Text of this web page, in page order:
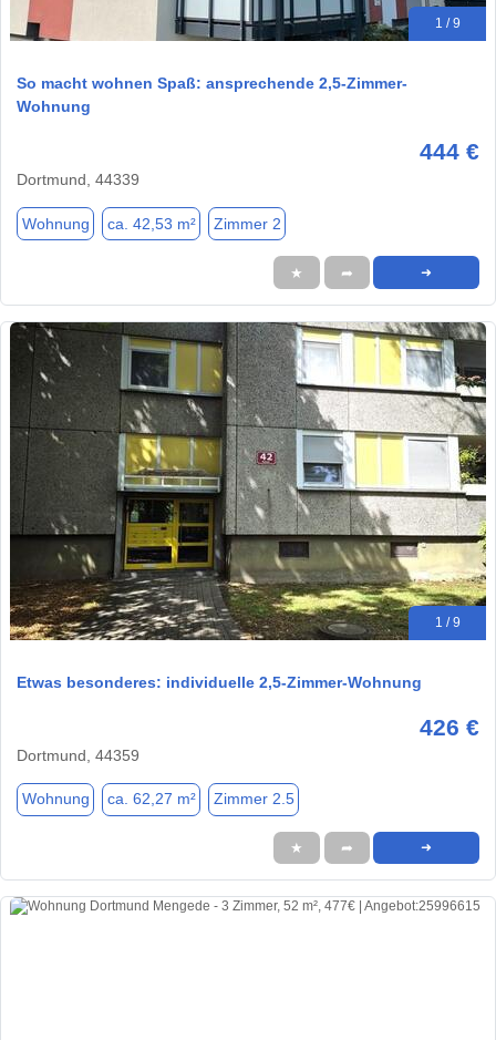
1 / 9
So macht wohnen Spaß: ansprechende 2,5-Zimmer-
Wohnung
444 €
Dortmund, 44339
Wohnung ca. 42,53 m² Zimmer 2
★ ➦ ➜
1 / 9
Etwas besonderes: individuelle 2,5-Zimmer-Wohnung
426 €
Dortmund, 44359
Wohnung ca. 62,27 m² Zimmer 2.5
★ ➦ ➜